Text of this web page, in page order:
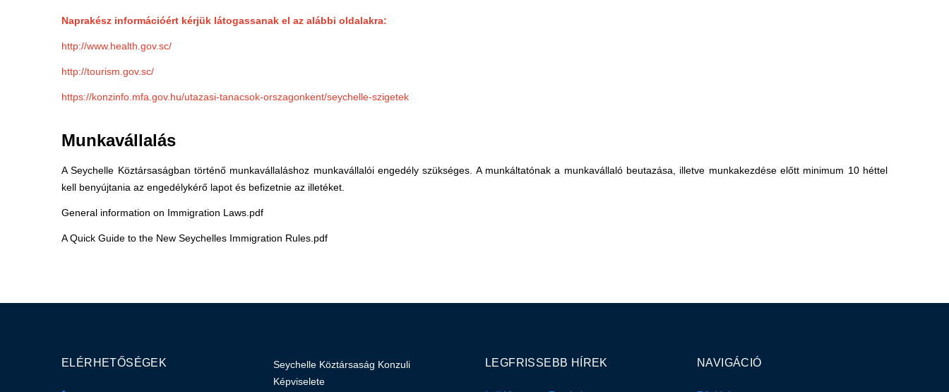
Naprakész információért kérjük látogassanak el az alábbi oldalakra:
http://www.health.gov.sc/
http://tourism.gov.sc/
https://konzinfo.mfa.gov.hu/utazasi-tanacsok-orszagonkent/seychelle-szigetek
Munkavállalás
A Seychelle Köztársaságban történő munkavállaláshoz munkavállalói engedély szükséges. A munkáltatónak a munkavállaló beutazása, illetve munkakezdése előtt minimum 10 héttel
kell benyújtania az engedélykérő lapot és befizetnie az illetéket.
General information on Immigration Laws.pdf
A Quick Guide to the New Seychelles Immigration Rules.pdf
ELÉRHETŐSÉGEK
Seychelle Köztársaság Konzuli
Képviselete
LEGFRISSEBB HÍREK NAVIGÁCIÓ